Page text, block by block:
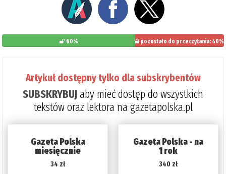
60% pozostało do przeczytania: 40%
Artykuł dostępny tylko dla subskrybentów
SUBSKRYBUJaby mieć dostęp do wszystkich
tekstów oraz lektora na gazetapolska.pl
Gazeta Polska
miesięcznie
34 zł
Gazeta Polska - na
1 rok
340 zł